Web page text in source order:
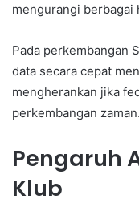
mengurangi berbagai
Pada perkembangan
data secara cepat
mengherankan jika
perkembangan zaman.
Pengaruh
Klub